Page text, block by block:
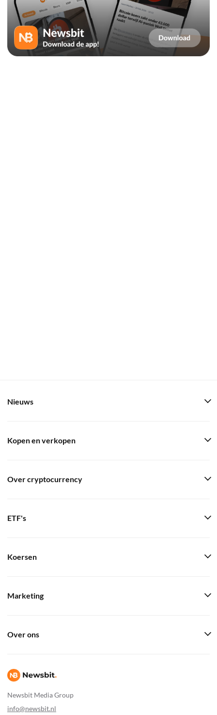
Newsbit Media Group
info@newsbit.nl
Nieuws
Kopen en verkopen
Over cryptocurrency
ETF's
Koersen
Marketing
Over ons